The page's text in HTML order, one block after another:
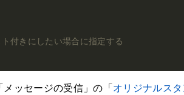
ッセージの受信」の「 オリジナルス